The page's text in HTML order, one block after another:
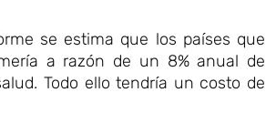
se estima que los países que
a razón de un 8% anual de
Todo ello tendría un costo de